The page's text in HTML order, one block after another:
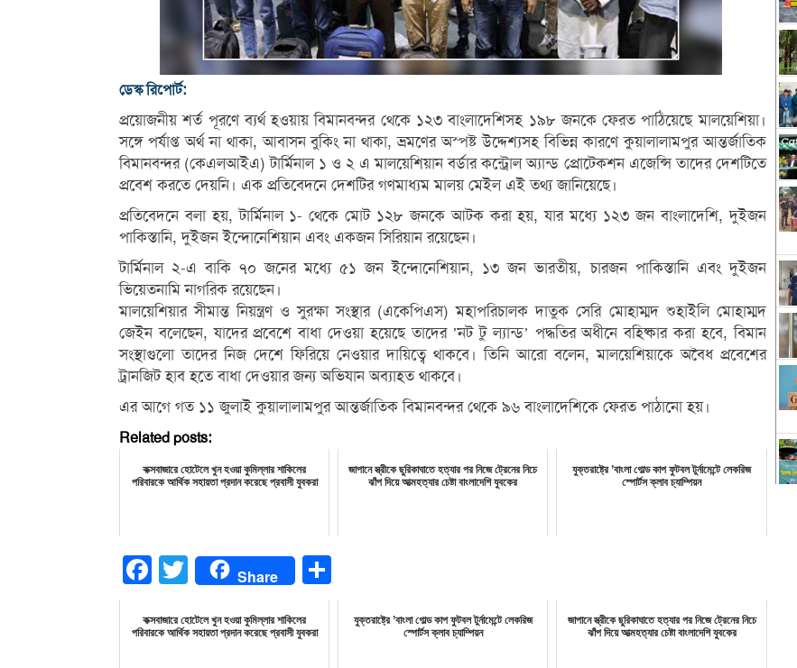
ডেস্ক রিপোর্ট:
প্রয়োজনীয় শর্ত পূরণে ব্যর্থ হওয়ায় বিমানবন্দর থেকে ১২৩ বাংলাদেশিসহ ১৯৮ জনকে ফেরত পাঠিয়েছে মালয়েশিয়া।
সঙ্গে পর্যাপ্ত অর্থ না থাকা, আবাসন বুকিং না থাকা, ভ্রমণের অস্পষ্ট উদ্দেশ্যসহ বিভিন্ন কারণে কুয়ালালামপুর আন্তর্জাতিক
বিমানবন্দর (কেএলআইএ) টার্মিনাল ১ ও ২ এ মালয়েশিয়ান বর্ডার কন্ট্রোল অ্যান্ড প্রোটেকশন এজেন্সি তাদের দেশটিতে
প্রবেশ করতে দেয়নি। এক প্রতিবেদনে দেশটির গণমাধ্যম মালয় মেইল এই তথ্য জানিয়েছে।
প্রতিবেদনে বলা হয়, টার্মিনাল ১- থেকে মোট ১২৮ জনকে আটক করা হয়, যার মধ্যে ১২৩ জন বাংলাদেশি, দুইজন
পাকিস্তানি, দুইজন ইন্দোনেশিয়ান এবং একজন সিরিয়ান রয়েছেন।
টার্মিনাল ২-এ বাকি ৭০ জনের মধ্যে ৫১ জন ইন্দোনেশিয়ান, ১৩ জন ভারতীয়, চারজন পাকিস্তানি এবং দুইজন
ভিয়েতনামি নাগরিক রয়েছেন।
মালয়েশিয়ার সীমান্ত নিয়ন্ত্রণ ও সুরক্ষা সংস্থার (একেপিএস) মহাপরিচালক দাতুক সেরি মোহাম্মদ শুহাইলি মোহাম্মদ
জেইন বলেছেন, যাদের প্রবেশে বাধা দেওয়া হয়েছে তাদের ‌’নট টু ল্যান্ড’ পদ্ধতির অধীনে বহিষ্কার করা হবে, বিমান
সংস্থাগুলো তাদের নিজ দেশে ফিরিয়ে নেওয়ার দায়িত্বে থাকবে। তিনি আরো বলেন, মালয়েশিয়াকে অবৈধ প্রবেশের
ট্রানজিট হাব হতে বাধা দেওয়ার জন্য অভিযান অব্যাহত থাকবে।
এর আগে গত ১১ জুলাই কুয়ালালামপুর আন্তর্জাতিক বিমানবন্দর থেকে ৯৬ বাংলাদেশিকে ফেরত পাঠানো হয়।
Related posts:
কক্সবাজারে হোটেলে খুন হওয়া কুমিল্লার শাকিলের
পরিবারকে আর্থিক সহায়তা প্রদান করেছে প্রবাসী যুবকরা
জাপানে স্ত্রীকে ছুরিকাঘাতে হত্যার পর নিজে ট্রেনের নিচে
ঝাঁপ দিয়ে আত্মহত্যার চেষ্টা বাংলাদেশি যুবকের
যুক্তরাষ্ট্রে ’বাংলা গোল্ড কাপ ফুটবল টুর্নামেন্টে লেকরিজ
স্পোর্টস ক্লাব চ্যাম্পিয়ন
Facebook
Twitter Share
কক্সবাজারে হোটেলে খুন হওয়া কুমিল্লার শাকিলের
পরিবারকে আর্থিক সহায়তা প্রদান করেছে প্রবাসী যুবকরা
যুক্তরাষ্ট্রে ’বাংলা গোল্ড কাপ ফুটবল টুর্নামেন্টে লেকরিজ
স্পোর্টস ক্লাব চ্যাম্পিয়ন
জাপানে স্ত্রীকে ছুরিকাঘাতে হত্যার পর নিজে ট্রেনের নিচে
ঝাঁপ দিয়ে আত্মহত্যার চেষ্টা বাংলাদেশি যুবকের